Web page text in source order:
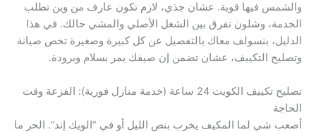
والشمس فيها قوية. عشان جذي، لازم تكون عارف من وين تطلب
الخدمة، وشلون تفرق بين الشغل الأصلي والمشي حالك. في هذا
الدليل، بنسولف معاك بالتفصيل عن كل كبيرة وصغيرة تخص صيانة
وتصليح التكييف، عشان تضمن إن صيفك يمر بسلام وبرودة.
تصليح تكييف الكويت 24 ساعة (خدمة منازل فورية): الفزعة وقت
الحاجة
أصعب شي لما المكيف يخرب بنص الليل أو في “الويك إند”. الحر ما